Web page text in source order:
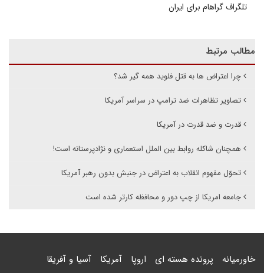
تلگراف گراهام برای ایران
مطالب مرتبط
چرا اعتراض ها به قتل فلوید همه گیر شد؟
تصاویر تظاهرات ضد ترامپ در سراسر آمریکا
قدرت و ضد قدرت در آمریکا
همچنان شاکله روابط بین الملل استعماری و نژادپرستانه است!
تحوّل مفهوم انقلاب به اعتراض در جنبش بدون رهبر آمریکا
جامعه امریکا از چپ دور و محافظه کارتر شده است
خاورمیانه پرونده هسته ای اروپا آمریکا آسیا و آفریقا